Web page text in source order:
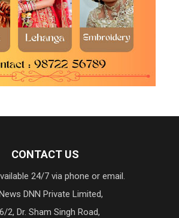
CONTACT US
24/7 via phone or email.
DNN Private Limited,
2, Dr. Sham Singh Road,